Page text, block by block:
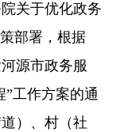
关于优化政务
部署，根据
源市政务服
”工作方案的通
）、村（社